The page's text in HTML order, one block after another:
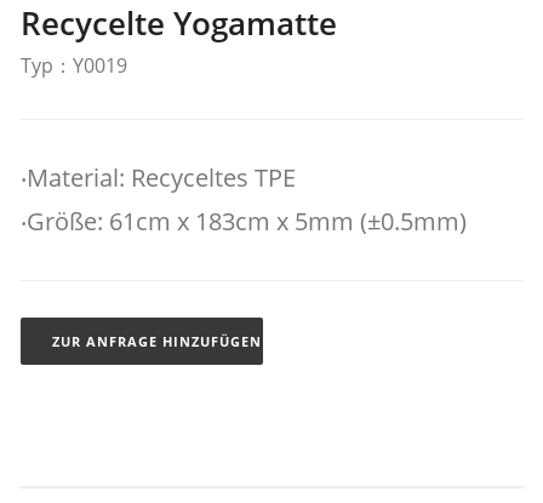
Recycelte Yogamatte
Typ：Y0019
‧Material: Recyceltes TPE
‧Größe: 61cm x 183cm x 5mm (±0.5mm)
ZUR ANFRAGE HINZUFÜGEN